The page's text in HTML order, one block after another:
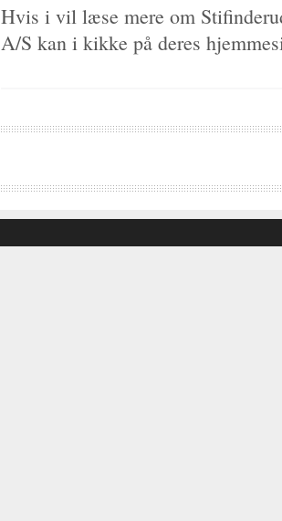
Hvis i vil læse mere om
A/S kan i kikke på deres